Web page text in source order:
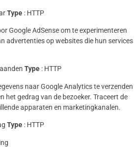
Type : HTTP
Google AdSense om te experimenteren
advertenties op websites die hun services
Type : HTTP
naar Google Analytics te verzenden
het gedrag van de bezoeker. Traceert de
apparaten en marketingkanalen.
Type : HTTP